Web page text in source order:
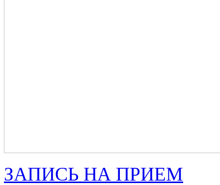
ЗАПИСЬ НА ПРИЕМ